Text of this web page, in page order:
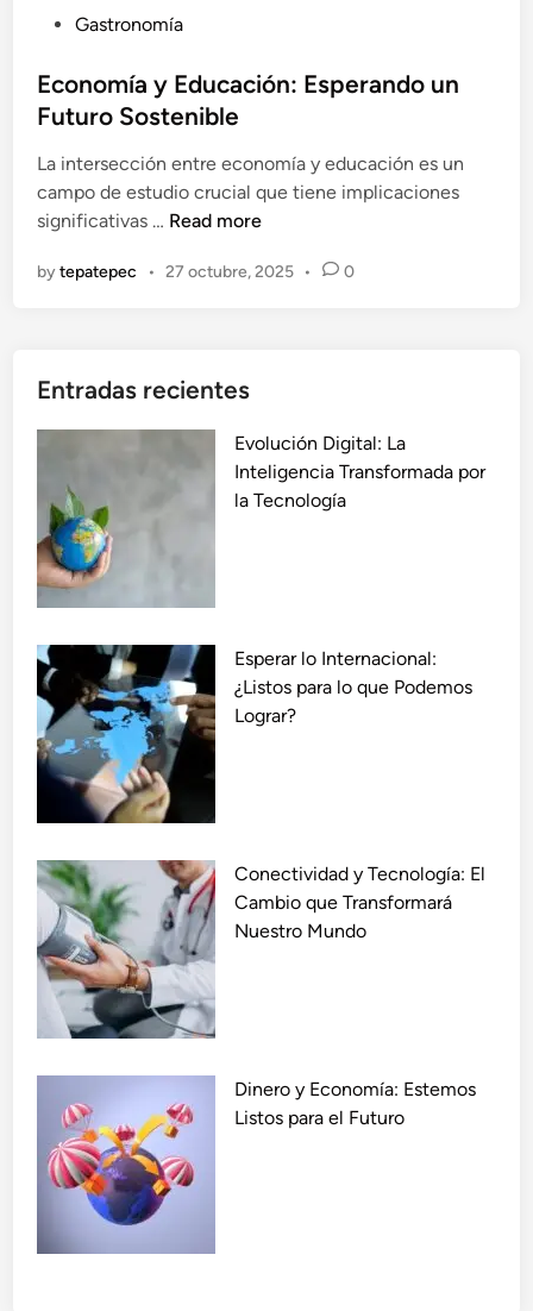
s
t
d
i
n
Gastronomía
Economía y Educación: Esperando un
Futuro Sostenible
La intersección entre economía y educación es un
campo de estudio crucial que tiene implicaciones
significativas … E
o
í
i
ó
n
:
E
s
p
r
a
n
d
o
u
F
u
t
u
r
Read more
bytepatepec • 27 octubre, 2025 • 0
Entradas recientes
Evolución Digital: La
Inteligencia Transformada por
la Tecnología
Esperar lo Internacional:
¿Listos para lo que Podemos
Lograr?
Conectividad y Tecnología: El
Cambio que Transformará
Nuestro Mundo
Dinero y Economía: Estemos
Listos para el Futuro